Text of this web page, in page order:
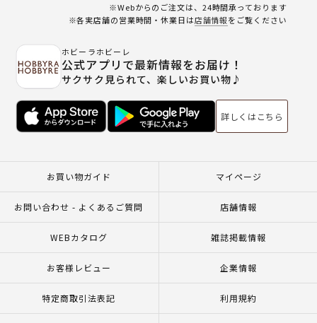
※Webからのご注文は、24時間承っております
※各実店舗の営業時間・休業日は店舗情報をご覧ください
ホビーラホビーレ
公式アプリで最新情報をお届け！
サクサク見られて、楽しいお買い物♪
詳しくはこちら
お買い物ガイド マイページ
お問い合わせ - よくあるご質問 店舗情報
WEBカタログ 雑誌掲載情報
お客様レビュー 企業情報
特定商取引法表記 利用規約